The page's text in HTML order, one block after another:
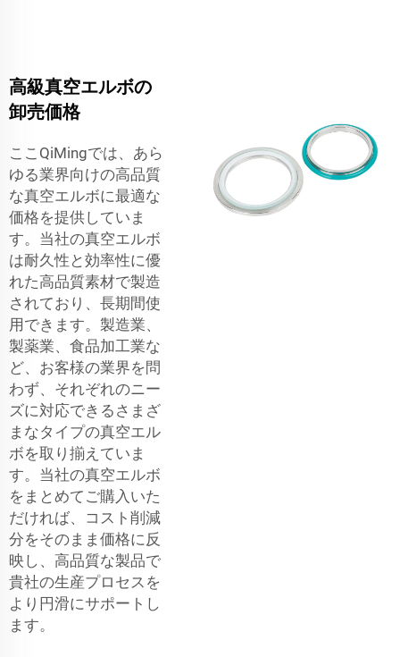
高級真空エルボの
卸売価格
ここQiMingでは、あら
ゆる業界向けの高品質
な真空エルボに最適な
価格を提供していま
す。当社の真空エルボ
は耐久性と効率性に優
れた高品質素材で製造
されており、長期間使
用できます。製造業、
製薬業、食品加工業な
ど、お客様の業界を問
わず、それぞれのニー
ズに対応できるさまざ
まなタイプの真空エル
ボを取り揃えていま
す。当社の真空エルボ
をまとめてご購入いた
だければ、コスト削減
分をそのまま価格に反
映し、高品質な製品で
貴社の生産プロセスを
より円滑にサポートし
ます。